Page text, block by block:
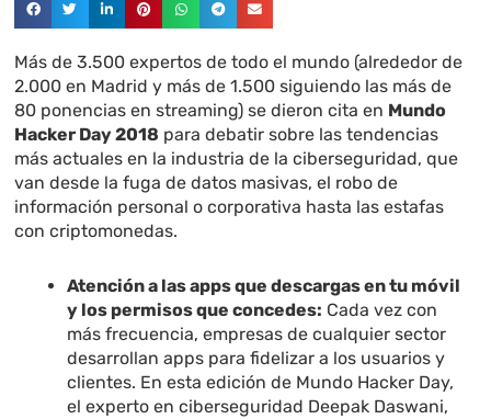
Más de 3.500 expertos de todo el mundo (alrededor de
2.000 en Madrid y más de 1.500 siguiendo las más de
80 ponencias en streaming) se dieron cita en Mundo
Hacker Day 2018 para debatir sobre las tendencias
más actuales en la industria de la ciberseguridad, que
van desde la fuga de datos masivas, el robo de
información personal o corporativa hasta las estafas
con criptomonedas.
Atención a las apps que descargas en tu móvil
y los permisos que concedes: Cada vez con
más frecuencia, empresas de cualquier sector
desarrollan apps para fidelizar a los usuarios y
clientes. En esta edición de Mundo Hacker Day,
el experto en ciberseguridad Deepak Daswani,